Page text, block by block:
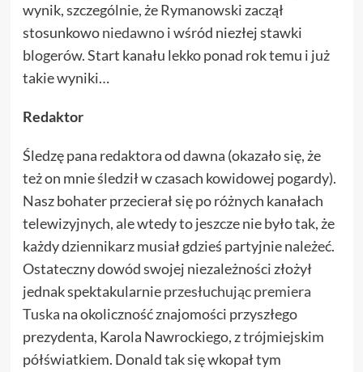
wynik, szczególnie, że Rymanowski zaczął
stosunkowoniedawnoi wśród niezłej stawki
blogerów. Start kanału lekko ponad rok temu i już
takie wyniki…
Redaktor
Śledzę pana redaktora od dawna (okazało się, że
też on mnie śledził w czasach kowidowej pogardy).
Nasz bohater przecierał się po różnych kanałach
telewizyjnych, ale wtedy to jeszcze nie było tak, że
każdy dziennikarz musiał gdzieś partyjnie należeć.
Ostateczny dowód swojej niezależności złożył
jednak spektakularnieprzesłuchując premiera
Tuska na okoliczność znajomości przyszłego
prezydenta, Karola Nawrockiego, z trójmiejskim
półświatkiem. Donald tak się wkopał tym